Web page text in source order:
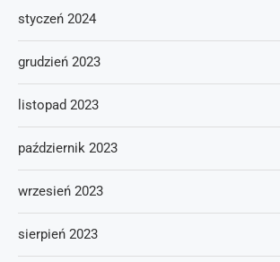
styczeń 2024
grudzień 2023
listopad 2023
październik 2023
wrzesień 2023
sierpień 2023